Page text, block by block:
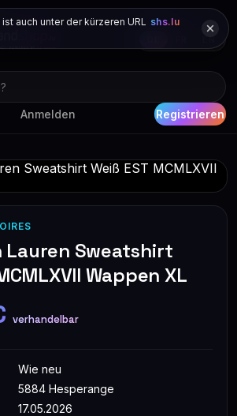
Anmelden Registrieren
auch unter der kürzeren URL shs.lu
Lauren Sweatshirt
Wappen XL
verhandelbar
Wie neu
5884 Hesperange
17.05.2026